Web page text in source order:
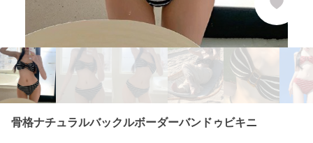
骨格ナチュラルバックルボーダーバンドゥビキニ